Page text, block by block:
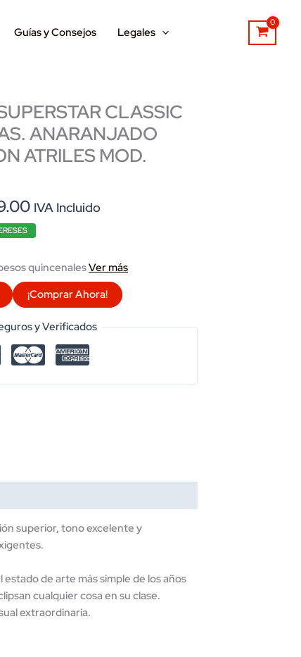
Guías y Consejos Legales
CLASSIC
ANARANJADO
ATRILES MOD.
Current
price
is:
IVA Incluido
quincenalesVer más
¡Comprar Ahora!
y Verificados
superior, tono excelente y
de arte más simple de los años
cualquier cosa en su clase.
extraordinaria.